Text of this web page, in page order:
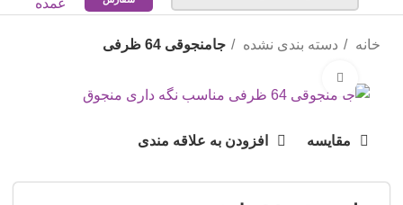
عمده
خانه دسته بندی نشده جامنجوقی 64 ظرفی
مقایسه افزودن به علاقه مندی